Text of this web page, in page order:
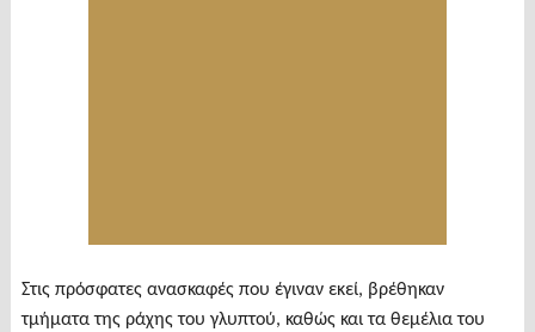
Στις πρόσφατες ανασκαφές που έγιναν εκεί, βρέθηκαν
τμήματα της ράχης του γλυπτού, καθώς και τα θεμέλια του